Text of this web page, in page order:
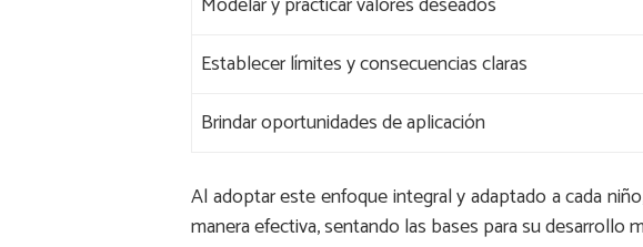
Establecer límites y consecuencias claras
Brindar oportunidades de aplicación
Al adoptar este enfoque integral y adaptado a cada
manera efectiva, sentando las bases para su desarrollo